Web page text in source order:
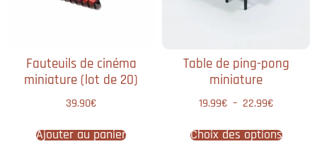
Fauteuils de cinéma
miniature (lot de 20)
39.90€
Ajouter au panier
Table de ping-pong
miniature
19.99€ – 22.99€
Choix des options